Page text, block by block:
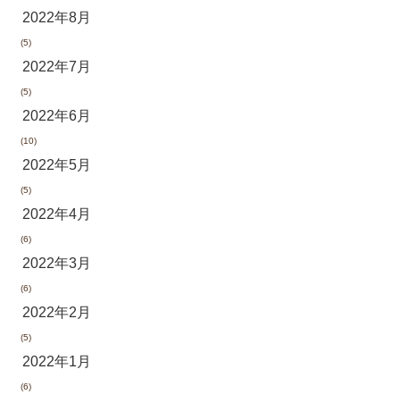
2022年8月
(5)
2022年7月
(5)
2022年6月
(10)
2022年5月
(5)
2022年4月
(6)
2022年3月
(6)
2022年2月
(5)
2022年1月
(6)